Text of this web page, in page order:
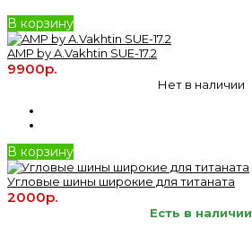
В корзину
AMP by A.Vakhtin SUE-17.2
9900р.
Нет в наличии
В корзину
Угловые шины широкие для титаната
2000р.
Есть в наличии